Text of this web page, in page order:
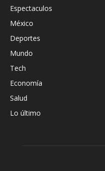
Espectaculos
México
Deportes
Mundo
Tech
Economía
Salud
Lo último